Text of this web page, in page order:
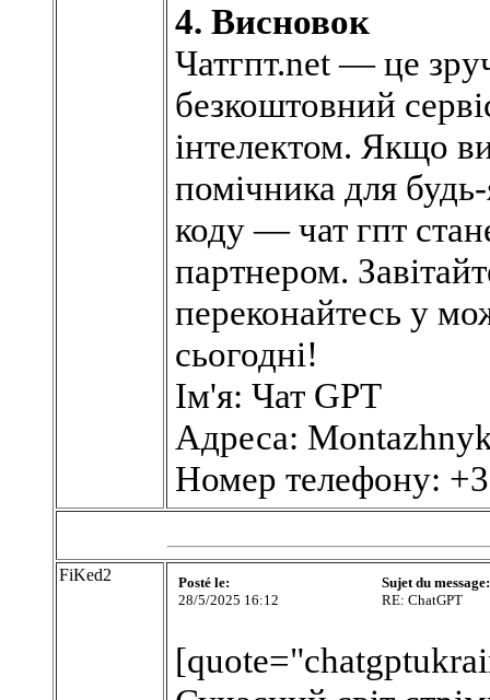
4. Висновок
Чатгпт.net — це
безкоштовний
інтелектом. Якщо
помічника для
коду — чат гпт
партнером.
переконайтесь у
сьогодні!
Ім'я: Чат GPT
Адреса:
Номер телефону:
FiKed2
Posté le:
28/5/2025 16:12
Sujet du message:
RE: ChatGPT